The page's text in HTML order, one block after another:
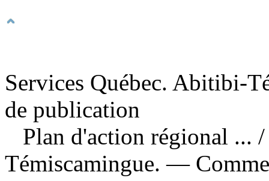
Services Québec. Abitibi-
de publication
Plan d'action régional ... /
Témiscamingue. —